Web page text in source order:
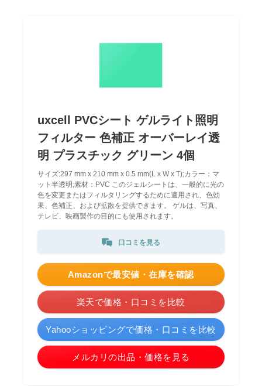
uxcell PVCシート ゲルライト照明
フィルター 色補正 オーバーレイ透
明 プラスチック グリーン 4個
サイズ:297 mm x 210 mm x 0.5 mm(L x W x T);カラー：マ
ット半透明;素材：PVC このジェルシートは、一般的に光の
色を変更またはフィルタリングするために適用され、色効
果、色補正、および拡散を提供できます。 ゲルは、写真、
テレビ、映画製作の目的にも使用されます。
口コミを見る
Amazonで最安値・在庫を確認
楽天で価格・口コミを比較
Yahooショッピングで価格・口コミを比較
メルカリの出品・価格を見る